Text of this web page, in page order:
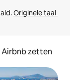
Originele taal
zetten